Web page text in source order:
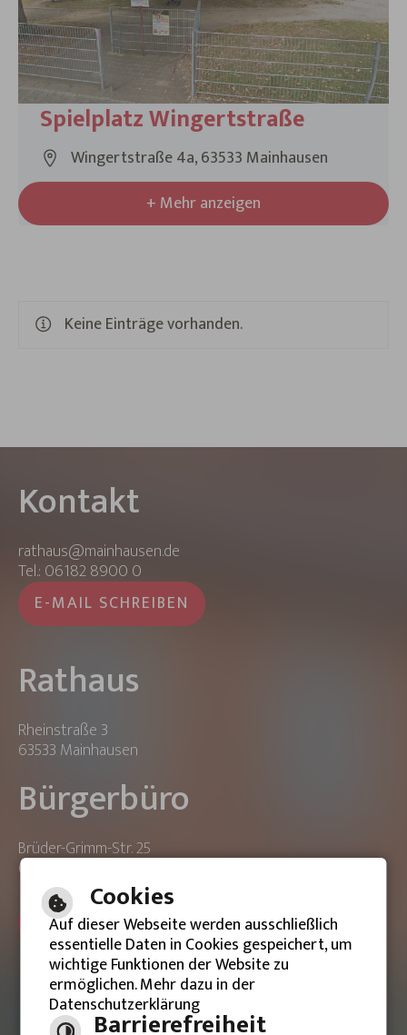
Spielplatz Wingertstraße
Wingertstraße 4a, 63533 Mainhausen
+ Mehr anzeigen
Keine Einträge vorhanden.
Kontakt
rathaus@mainhausen.de
Tel.: 06182 8900 0
E-MAIL SCHREIBEN
Rathaus
Rheinstraße 3
63533 Mainhausen
Bürgerbüro
Brüder-Grimm-Str. 25
63533 Mainhausen
ONLINE-TERMIN BUCHEN
Barrierefreie Ansicht
Cookies
Auf dieser Webseite werden ausschließlich
essentielle Daten in Cookies gespeichert, um
wichtige Funktionen der Website zu
ermöglichen. Mehr dazu in der
Datenschutzerklärung
Barrierefreiheit